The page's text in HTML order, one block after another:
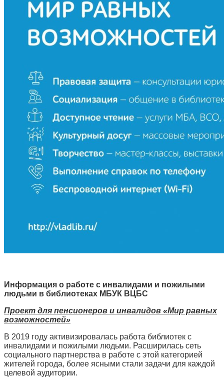
Информация о работе с инвалидами и пожилыми
людьми в библиотеках МБУК ВЦБС
Проект для пенсионеров и инвалидов «Мир равных
возможностей»
В 2019 году активизировалась работа библиотек с
инвалидами и пожилыми людьми. Расширилась сеть
социального партнерства в работе с этой категорией
жителей города, более ясными стали задачи для каждой
целевой аудитории.